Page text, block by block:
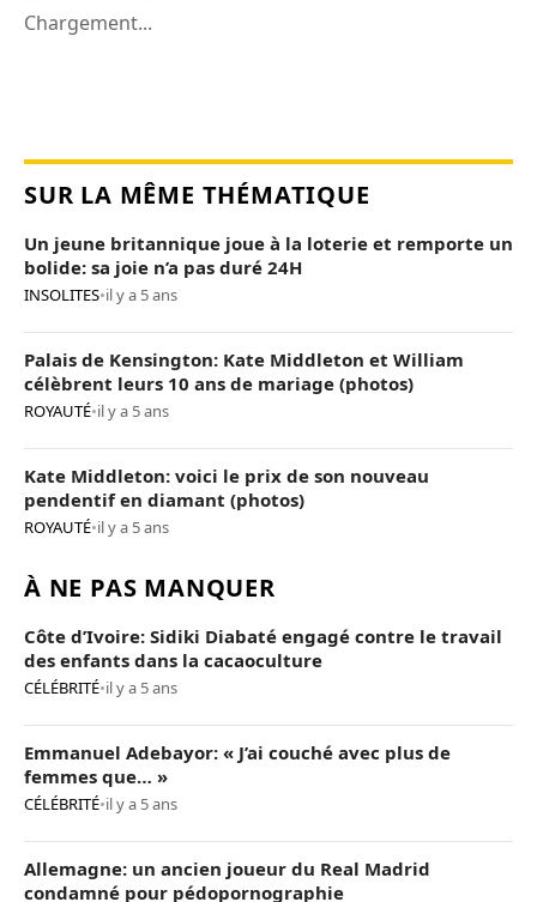
Chargement...
SUR LA MÊME THÉMATIQUE
Un jeune britannique joue à la loterie et remporte un
bolide: sa joie n’a pas duré 24H
INSOLITES•il y a 5 ans
Palais de Kensington: Kate Middleton et William
célèbrent leurs 10 ans de mariage (photos)
ROYAUTÉ•il y a 5 ans
Kate Middleton: voici le prix de son nouveau
pendentif en diamant (photos)
ROYAUTÉ•il y a 5 ans
À NE PAS MANQUER
Côte d’Ivoire: Sidiki Diabaté engagé contre le travail
des enfants dans la cacaoculture
CÉLÉBRITÉ•il y a 5 ans
Emmanuel Adebayor: « J’ai couché avec plus de
femmes que… »
CÉLÉBRITÉ•il y a 5 ans
Allemagne: un ancien joueur du Real Madrid
condamné pour pédopornographie